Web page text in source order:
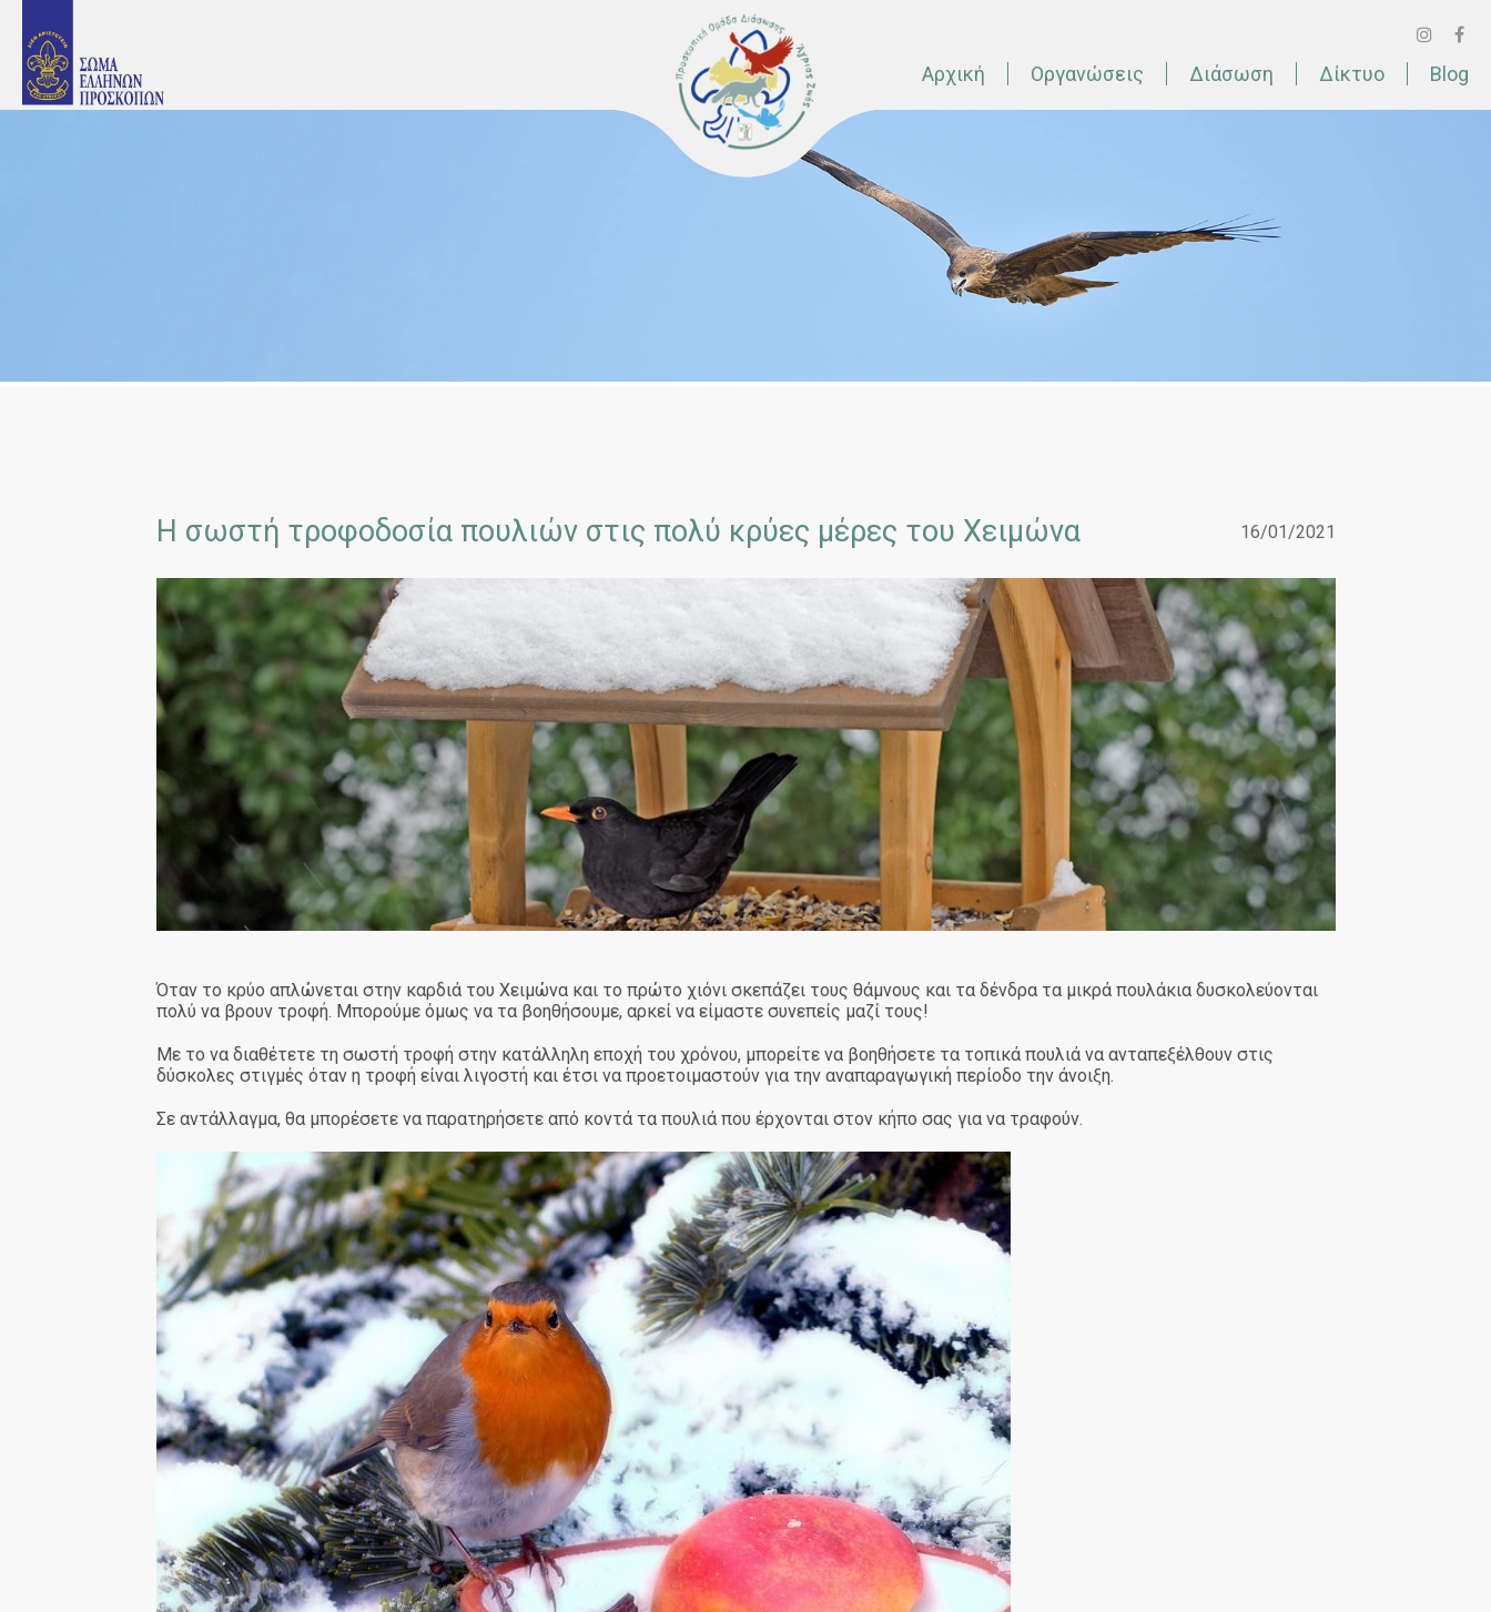
Αρχική Οργανώσεις Διάσωση Δίκτυο Blog
Η σωστή τροφοδοσία πουλιών στις πολύ κρύες μέρες του Χειμώνα 16/01/2021
Όταν το κρύο απλώνεται στην καρδιά του Χειμώνα και το πρώτο χιόνι σκεπάζει τους θάμνους και τα δένδρα τα μικρά πουλάκια δυσκολεύονται
πολύ να βρουν τροφή. Μπορούμε όμως να τα βοηθήσουμε, αρκεί να είμαστε συνεπείς μαζί τους!
Με το να διαθέτετε τη σωστή τροφή στην κατάλληλη εποχή του χρόνου, μπορείτε να βοηθήσετε τα τοπικά πουλιά να ανταπεξέλθουν στις
δύσκολες στιγμές όταν η τροφή είναι λιγοστή και έτσι να προετοιμαστούν για την αναπαραγωγική περίοδο την άνοιξη.
Σε αντάλλαγμα, θα μπορέσετε να παρατηρήσετε από κοντά τα πουλιά που έρχονται στον κήπο σας για να τραφούν.